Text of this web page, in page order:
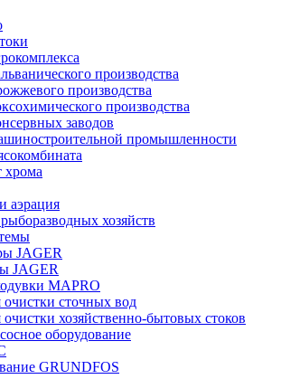
производства
производства
производства
заводов
промышленности
хрома
аэрация
хозяйств
JAGER
JAGER
MAPRO
сточных вод
хозяйственно-бытовых стоков
оборудование
GRUNDFOS